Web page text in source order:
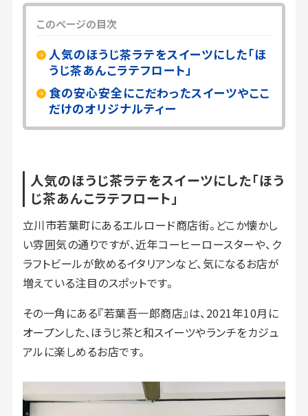
このページの目次
人気のほうじ茶ラテをスイーツにした「ほ
うじ茶あんこラテフロート」
食の安心安全にこだわったスイーツやここ
だけのオリジナルティー
人気のほうじ茶ラテをスイーツにした「ほう
じ茶あんこラテフロート」
立川市若葉町にあるエルロード商店街。どこか懐かし
い雰囲気の通りですが、近年コーヒーロースターや、ク
ラフトビールが飲めるイタリアンなど、気になるお店が
増えている注目のスポットです。
その一角にある『若葉吾一郎商店』は、2021年10月に
オープンした、ほうじ茶と和スイーツやランチをカジュ
アルに楽しめるお店です。